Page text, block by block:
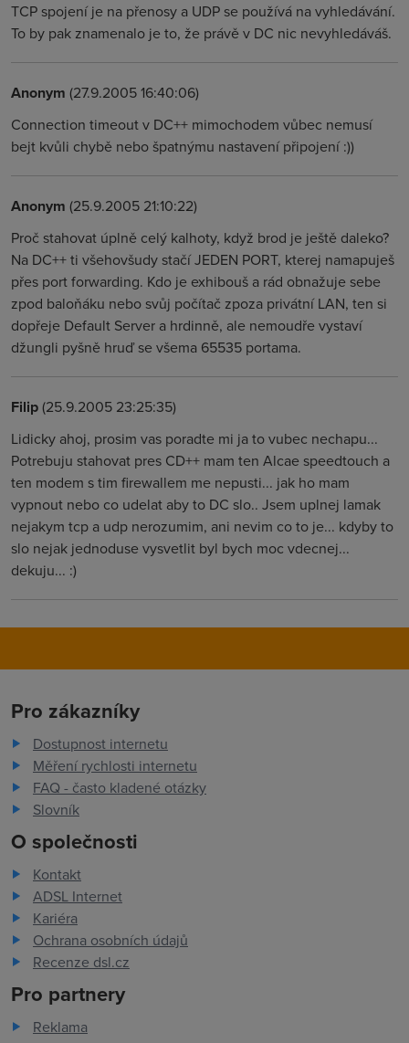
TCP spojení je na přenosy a UDP se používá na vyhledávání.
To by pak znamenalo je to, že právě v DC nic nevyhledáváš.
Anonym (27.9.2005 16:40:06)
Connection timeout v DC++ mimochodem vůbec nemusí
bejt kvůli chybě nebo špatnýmu nastavení připojení :))
Anonym (25.9.2005 21:10:22)
Proč stahovat úplně celý kalhoty, když brod je ještě daleko?
Na DC++ ti všehovšudy stačí JEDEN PORT, kterej namapuješ
přes port forwarding. Kdo je exhibouš a rád obnažuje sebe
zpod baloňáku nebo svůj počítač zpoza privátní LAN, ten si
dopřeje Default Server a hrdinně, ale nemoudře vystaví
džungli pyšně hruď se všema 65535 portama.
Filip(25.9.2005 23:25:35)
Lidicky ahoj, prosim vas poradte mi ja to vubec nechapu...
Potrebuju stahovat pres CD++ mam ten Alcae speedtouch a
ten modem s tim firewallem me nepusti... jak ho mam
vypnout nebo co udelat aby to DC slo.. Jsem uplnej lamak
nejakym tcp a udp nerozumim, ani nevim co to je... kdyby to
slo nejak jednoduse vysvetlit byl bych moc vdecnej...
dekuju... :)
Pro zákazníky
Dostupnost internetu
Měření rychlosti internetu
FAQ - často kladené otázky
Slovník
O společnosti
Kontakt
ADSL Internet
Kariéra
Ochrana osobních údajů
Recenze dsl.cz
Pro partnery
Reklama